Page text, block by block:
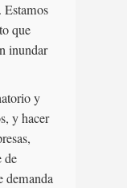
Estamos
que
inundar
y
y hacer
de
demanda